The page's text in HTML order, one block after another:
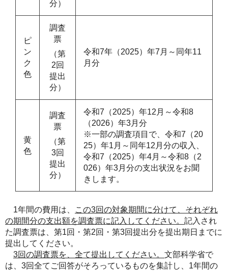
分）
ピ
ン
ク
色
調査
票
（第
2回
提出
分）
令和7年（2025）年7月～同年11
月分
黄
色
調査
票
（第
3回
提出
分）
令和7（2025）年12月～令和8
（2026）年3月分
※一部の調査項目で、令和7（20
25）年1月～同年12月分の収入、
令和7（2025）年4月～令和8（2
026）年3月分の支出状況をお聞
きします。
1年間の費用は、
この3回の対象期間に分けて、それぞれ
の期間分の支出額を調査票に記入してください。 記入され
た調査票は、第1回・第2回・第3回提出分を提出期日までに
提出してください。
3回の調査票を、全て提出してください。 文部科学省で
は、3回全てご回答がそろっているものを集計し、1年間の